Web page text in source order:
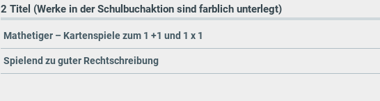
2 Titel (Werke in der Schulbuchaktion sind farblich unterlegt)
Mathetiger – Kartenspiele zum 1 +1 und 1 x 1
Spielend zu guter Rechtschreibung